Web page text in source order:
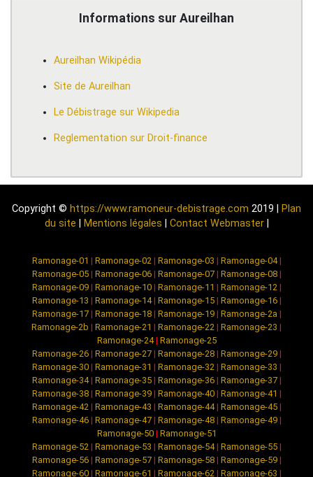
Informations sur Aureilhan
Aureilhan Wikipédia
Site de Aureilhan
Le Débistrage sur Wikipedia
Reglementation sur Droit-finance
Copyright © https://www.ramoneur-debistrage.com 2019 |
Plan
du site
Mentions légales Contact Webmaster|
Ramonage-01 | Ramonage-02| Ramonage-03 | Ramonage-04|
Ramonage-05| Ramonage-06| Ramonage-07| Ramonage-08|
Ramonage-09| Ramonage-10| Ramonage-11 | Ramonage-12|
Ramonage-13 | Ramonage-14| Ramonage-15| Ramonage-16|
Ramonage-17| Ramonage-18| Ramonage-19| Ramonage-2a |
Ramonage-2b | Ramonage-21 | Ramonage-22 | Ramonage-23 |
Ramonage-24| Ramonage-25
Ramonage-26| Ramonage-27| Ramonage-28| Ramonage-29|
Ramonage-30| Ramonage-31 | Ramonage-32| Ramonage-33 |
Ramonage-34| Ramonage-35| Ramonage-36| Ramonage-37|
Ramonage-38| Ramonage-39| Ramonage-40| Ramonage-41 |
Ramonage-42| Ramonage-43 | Ramonage-44| Ramonage-45|
Ramonage-46| Ramonage-47| Ramonage-48| Ramonage-49|
Ramonage-50| Ramonage-51
Ramonage-52| Ramonage-53 | Ramonage-54| Ramonage-55|
Ramonage-56| Ramonage-57| Ramonage-58| Ramonage-59|
Ramonage-60| Ramonage-61 | Ramonage-62| Ramonage-63 |